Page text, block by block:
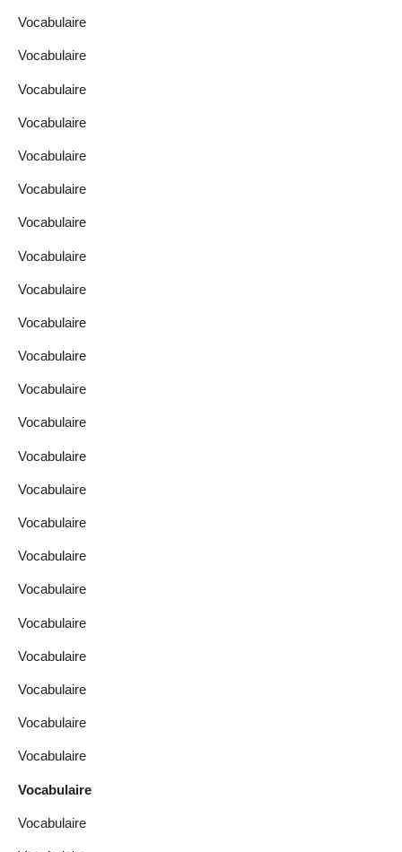
Vocabulaire
Vocabulaire
Vocabulaire
Vocabulaire
Vocabulaire
Vocabulaire
Vocabulaire
Vocabulaire
Vocabulaire
Vocabulaire
Vocabulaire
Vocabulaire
Vocabulaire
Vocabulaire
Vocabulaire
Vocabulaire
Vocabulaire
Vocabulaire
Vocabulaire
Vocabulaire
Vocabulaire
Vocabulaire
Vocabulaire
Vocabulaire
Vocabulaire